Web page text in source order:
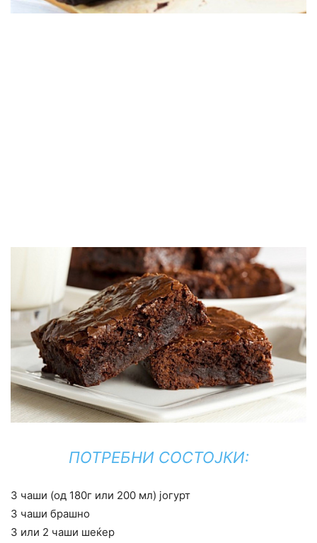
ПОТРЕБНИ СОСТОЈКИ:
3 чаши (од 180г или 200 мл) јогурт
3 чаши брашно
3 или 2 чаши шеќер